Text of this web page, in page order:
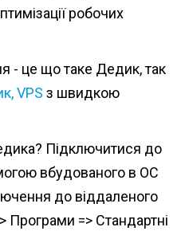
робочих
- це що таке Дедик, так
VPS з швидкою
Підключитися до
вбудованого в ОС
до віддаленого
Програми => Стандартні